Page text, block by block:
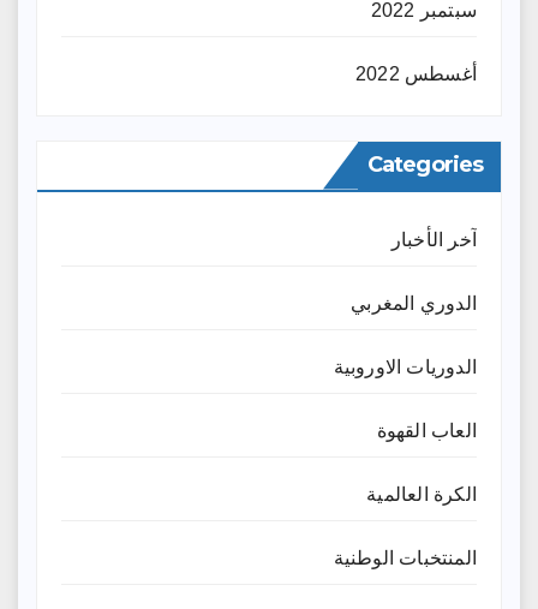
سبتمبر 2022
أغسطس 2022
Categories
آخر الأخبار
الدوري المغربي
الدوريات الاوروبية
العاب القهوة
الكرة العالمية
المنتخبات الوطنية